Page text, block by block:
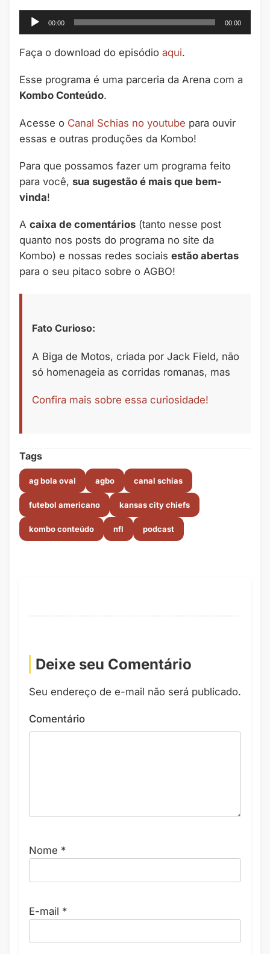
Tocador
de
áudio
00:00 00:00
Faça o download do episódio aqui.
Esse programa é uma parceria da Arena com a
Kombo Conteúdo.
Acesse o Canal Schias no youtube para ouvir
essas e outras produções da Kombo!
Para que possamos fazer um programa feito
para você, sua sugestão é mais que bem-
vinda!
A caixa de comentários (tanto nesse post
quanto nos posts do programa no site da
Kombo) e nossas redes sociais estão abertas
para o seu pitaco sobre o AGBO!
Fato Curioso:
A Biga de Motos, criada por Jack Field, não
só homenageia as corridas romanas, mas
Confira mais sobre essa curiosidade!
Tags
ag bola oval agbo canal schias
futebol americano kansas city chiefs
kombo conteúdo nfl podcast
Deixe seu Comentário
Seu endereço de e-mail não será publicado.
Comentário
Nome *
E-mail *